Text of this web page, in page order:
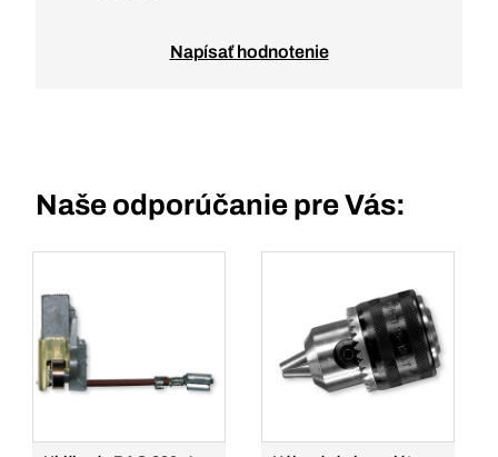
Napísať hodnotenie
Naše odporúčanie pre Vás: